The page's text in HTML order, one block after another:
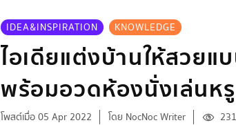
IDEA&INSPIRATION KNOWLEDGE
ไอเดียแต่งบ้านให้สวยแ
พร้อมอวดห้องนั่งเล่นห
โพสต์เมื่อ 05 Apr 2022 โดย NocNoc Writer 231